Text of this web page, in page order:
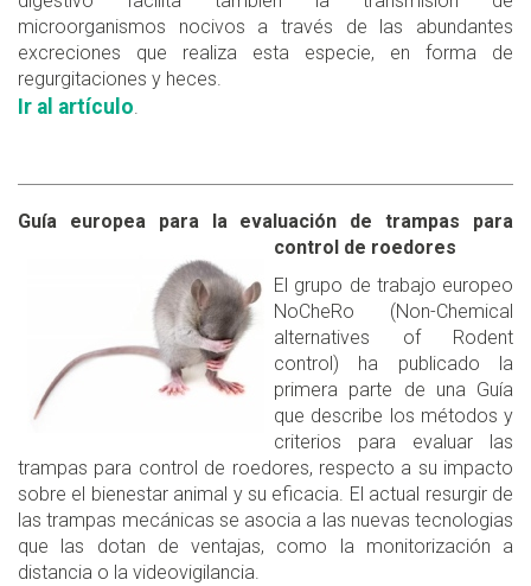
microorganismos nocivos a través de las abundantes
excreciones que realiza esta especie, en forma de
regurgitaciones y heces.
Ir al artículo.
Guía europea para la evaluación de trampas para
control de roedores
El grupo de trabajo europeo
NoCheRo (Non-Chemical
alternatives of Rodent
control) ha publicado la
primera parte de una Guía
que describe los métodos y
criterios para evaluar las
trampas para control de roedores, respecto a su impacto
sobre el bienestar animal y su eficacia. El actual resurgir de
las trampas mecánicas se asocia a las nuevas tecnologias
que las dotan de ventajas, como la monitorización a
distancia o la videovigilancia.